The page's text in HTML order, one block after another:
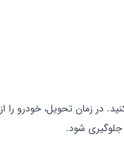
در زمان تحویل، خودرو
جلوگیری شود.